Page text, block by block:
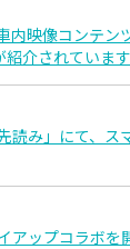
内映像コンテン
紹介されています
読み」にて、ス
アップコラボを